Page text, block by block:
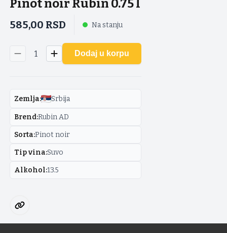
Pinot noir Rubin 0.75 l
585,00 RSD Na stanju
1 Dodaj u korpu
Zemlja: Srbija
Brend:Rubin AD
Sorta:Pinot noir
Tip vina:Suvo
Alkohol:13.5